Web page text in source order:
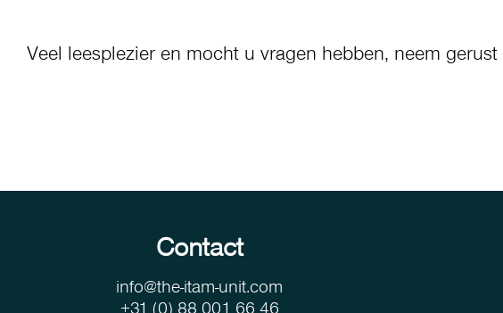
Veel leesplezier en mocht u vragen hebben, neem gerust
Contact
info@the-itam-unit.com
+31 (0) 88 001 66 46